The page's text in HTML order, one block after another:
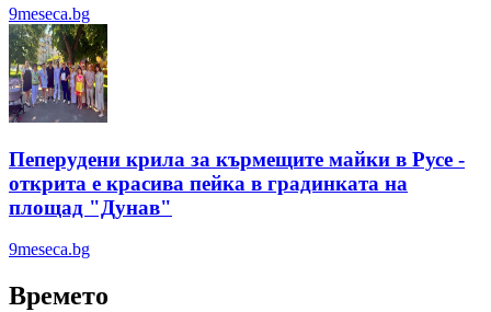
9meseca.bg
Пеперудени крила за кърмещите майки в Русе -
открита е красива пейка в градинката на
площад "Дунав"
9meseca.bg
Времето